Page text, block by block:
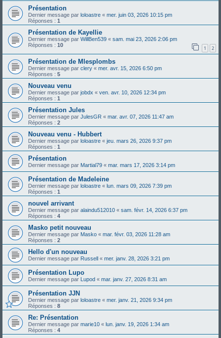
Présentation
Dernier message par loloastre « mer. juin 03, 2026 10:15 pm
Réponses : 1
Présentation de Kayellie
Dernier message par WillBen539 « sam. mai 23, 2026 2:06 pm
Réponses : 10 1 2
Présentation de Mlesplombs
Dernier message par clery « mer. avr. 15, 2026 6:50 pm
Réponses : 5
Nouveau venu
Dernier message par jobdx « ven. avr. 10, 2026 12:34 pm
Réponses : 1
Présentation Jules
Dernier message par JulesGR « mar. avr. 07, 2026 11:47 am
Réponses : 2
Nouveau venu - Hubbert
Dernier message par loloastre « jeu. mars 26, 2026 9:37 pm
Réponses : 1
Présentation
Dernier message par Martial79 « mar. mars 17, 2026 3:14 pm
Présentation de Madeleine
Dernier message par loloastre « lun. mars 09, 2026 7:39 pm
Réponses : 1
nouvel arrivant
Dernier message par alaindu512010 « sam. févr. 14, 2026 6:37 pm
Réponses : 4
Masko petit nouveau
Dernier message par Masko « mar. févr. 03, 2026 11:28 am
Réponses : 2
Hello d'un nouveau
Dernier message par Russell « mer. janv. 28, 2026 3:21 pm
Présentation Lupo
Dernier message par Lupod « mar. janv. 27, 2026 8:31 am
Présentation JJN
Dernier message par loloastre « mer. janv. 21, 2026 9:34 pm
Réponses : 8
Re: Présentation
Dernier message par marie10 « lun. janv. 19, 2026 1:34 am
Réponses : 4